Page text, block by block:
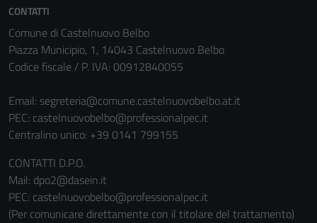
CONTATTI
Comune di Castelnuovo Belbo
Piazza Municipio, 1, 14043 Castelnuovo Belbo
Codice fiscale / P. IVA: 00912840055
Email: segreteria@comune.castelnuovobelbo.at.it
PEC: castelnuovobelbo@professionalpec.it
Centralino unico: +39 0141 799155
CONTATTI D.P.O.
Mail: dpo2@dasein.it
PEC: castelnuovobelbo@professionalpec.it
(Per comunicare direttamente con il titolare del trattamento)